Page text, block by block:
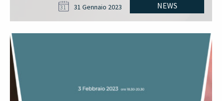
NEWS
31 31 Gennaio 2023